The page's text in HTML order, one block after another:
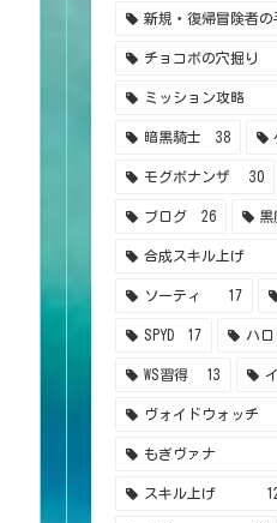
新規・復帰冒険者の
チョコボの穴掘り
ミッション攻略
暗黒騎士 38
モグボナンザ 30
ブログ 26 黒
合成スキル上げ
ソーティ 17
SPYD 17 ハ
WS習得 13
ヴォイドウォッチ
もぎヴァナ
スキル上げ